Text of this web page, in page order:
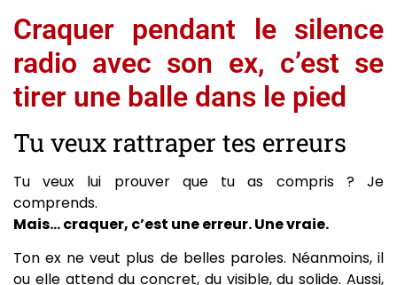
Craquer pendant le silence
radio avec son ex, c’est se
tirer une balle dans le pied
Tu veux rattraper tes erreurs
Tu veux lui prouver que tu as compris ? Je
comprends.
Mais… craquer, c’est une erreur. Une vraie.
Ton ex ne veut plus de belles paroles. Néanmoins, il
ou elle attend du concret, du visible, du solide. Aussi,